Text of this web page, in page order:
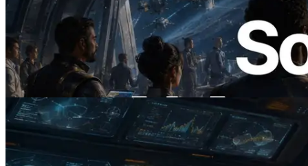
ERPC startet x402-fähige Solana RPC —
Der Beginn einer Ära, in der KI-Agenten
APIs bei Bedarf bezahlen
Lesen Sie diesen Artikel